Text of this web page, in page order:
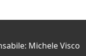
Michele Visco